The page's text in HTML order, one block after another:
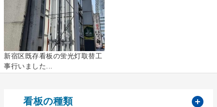
新宿区既存看板の蛍光灯取替工
事行いました...
看板の種類